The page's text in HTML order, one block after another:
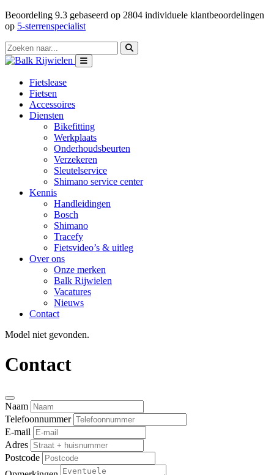
Beoordeling 9.3 gebaseerd op 2804 individuele klantbeoordelingen
op 5-sterrenspecialist
Fietslease
Fietsen
Accessoires
Diensten
Bikefitting
Werkplaats
Onderhoudsbeurten
Verzekeren
Sleutelservice
Shimano service center
Kennis
Handleidingen
Bosch
Shimano
Tracefy
Fietsvideo’s & uitleg
Over ons
Onze merken
Balk Rijwielen
Vacatures
Nieuws
Contact
Model niet gevonden.
Contact
Naam
Telefoonnummer
E-mail
Adres
Postcode